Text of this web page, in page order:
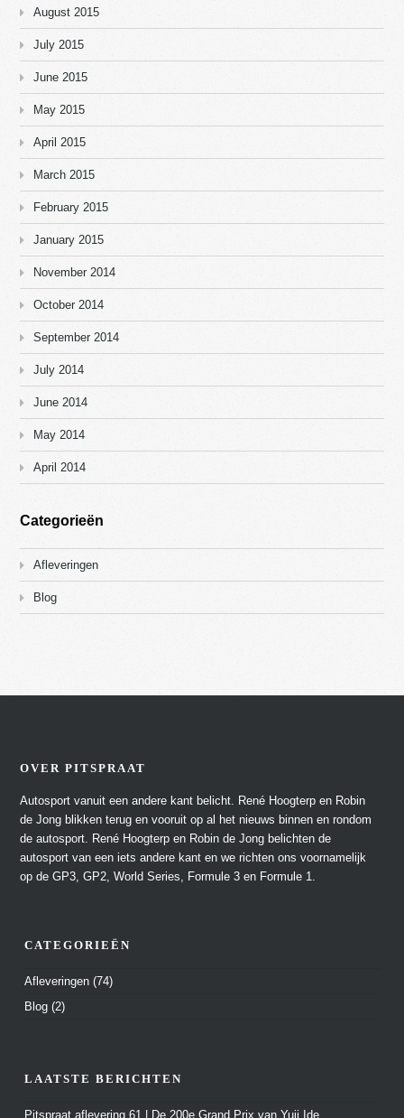
August 2015
July 2015
June 2015
May 2015
April 2015
March 2015
February 2015
January 2015
November 2014
October 2014
September 2014
July 2014
June 2014
May 2014
April 2014
Categorieën
Afleveringen
Blog
OVER PITSPRAAT
Autosport vanuit een andere kant belicht. René Hoogterp en Robin
de Jong blikken terug en vooruit op al het nieuws binnen en rondom
de autosport. René Hoogterp en Robin de Jong belichten de
autosport van een iets andere kant en we richten ons voornamelijk
op de GP3, GP2, World Series, Formule 3 en Formule 1.
CATEGORIEËN
Afleveringen (74)
Blog (2)
LAATSTE BERICHTEN
Pitspraat aflevering 61 | De 200e Grand Prix van Yuji Ide